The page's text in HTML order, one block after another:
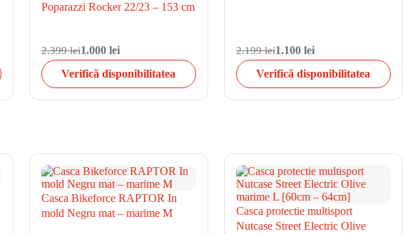
Poparazzi Rocker 22/23 – 153 cm
2.399 lei1.000 lei
Verifică disponibilitatea
2.199 lei1.100 lei
Verifică disponibilitatea
Casca Bikeforce RAPTOR In
mold Negru mat – marime M
Casca protectie multisport
Nutcase Street Electric Olive